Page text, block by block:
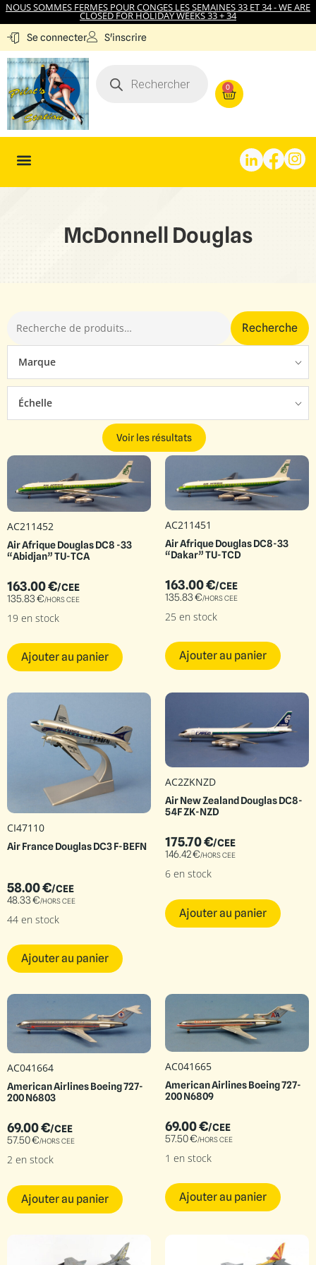
NOUS SOMMES FERMES POUR CONGES LES SEMAINES 33 ET 34 - WE ARE
CLOSED FOR HOLIDAY WEEKS 33 + 34
Se connecter S'inscrire
0
McDonnell Douglas
Recherche
Marque
Échelle
Voir les résultats
AC211452
Air Afrique Douglas DC8 -33
“Abidjan” TU-TCA
163.00€/CEE
135.83€/HORS CEE
19 en stock
Ajouter au panier
AC211451
Air Afrique Douglas DC8-33
“Dakar” TU-TCD
163.00€/CEE
135.83€/HORS CEE
25 en stock
Ajouter au panier
CI47110
Air France Douglas DC3 F-BEFN
58.00€/CEE
48.33€/HORS CEE
44 en stock
Ajouter au panier
AC2ZKNZD
Air New Zealand Douglas DC8-
54F ZK-NZD
175.70€/CEE
146.42€/HORS CEE
6 en stock
Ajouter au panier
AC041664
American Airlines Boeing 727-
200 N6803
69.00€/CEE
57.50€/HORS CEE
2 en stock
Ajouter au panier
AC041665
American Airlines Boeing 727-
200 N6809
69.00€/CEE
57.50€/HORS CEE
1 en stock
Ajouter au panier